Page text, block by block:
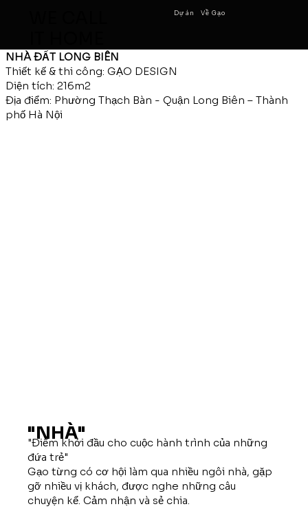
Dự án Về Gạo
NHÀ ĐẤT LONG BIÊN
Thiết kế & thi công: GẠO DESIGN
Diện tích: 216m2
Địa điểm: Phường Thạch Bàn - Quận Long Biên – Thành
phố Hà Nội
"NHÀ"
"Điểm khởi đầu cho cuộc hành trình của những
đứa trẻ"
Gạo từng có cơ hội làm qua nhiều ngôi nhà, gặp
gỡ nhiều vị khách, được nghe những câu
chuyện kể. Cảm nhận và sẻ chia.